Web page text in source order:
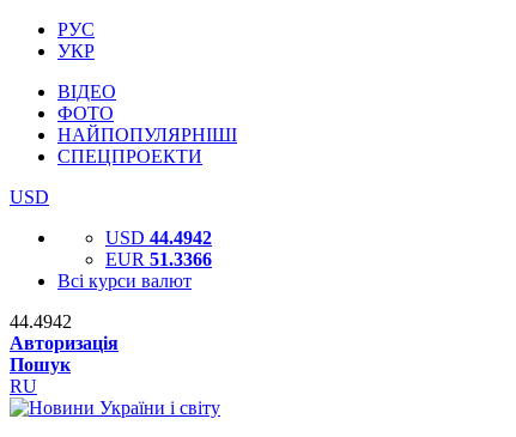
РУС
УКР
ВІДЕО
ФОТО
НАЙПОПУЛЯРНІШІ
СПЕЦПРОЕКТИ
USD
USD 44.4942
EUR 51.3366
Всі курси валют
44.4942
Авторизація
Пошук
RU